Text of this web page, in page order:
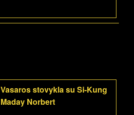
Vasaros stovykla su Si-Kung
Maday Norbert